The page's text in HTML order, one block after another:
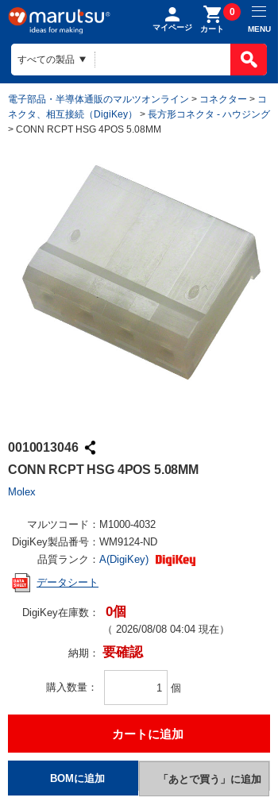
マイページ カート
0
MENU
電子部品・半導体通販のマルツオンライン > コネクター > コ
ネクタ、相互接続（DigiKey）
> 長方形コネクタ - ハウジング
> CONN RCPT HSG 4POS 5.08MM
0010013046
CONN RCPT HSG 4POS 5.08MM
Molex
マルツコード： M1000-4032
DigiKey製品番号： WM9124-ND
品質ランク： A(DigiKey)
データシート
DigiKey在庫数： 0個
（ 2026/08/08 04:04 現在）
納期： 要確認
購入数量 個